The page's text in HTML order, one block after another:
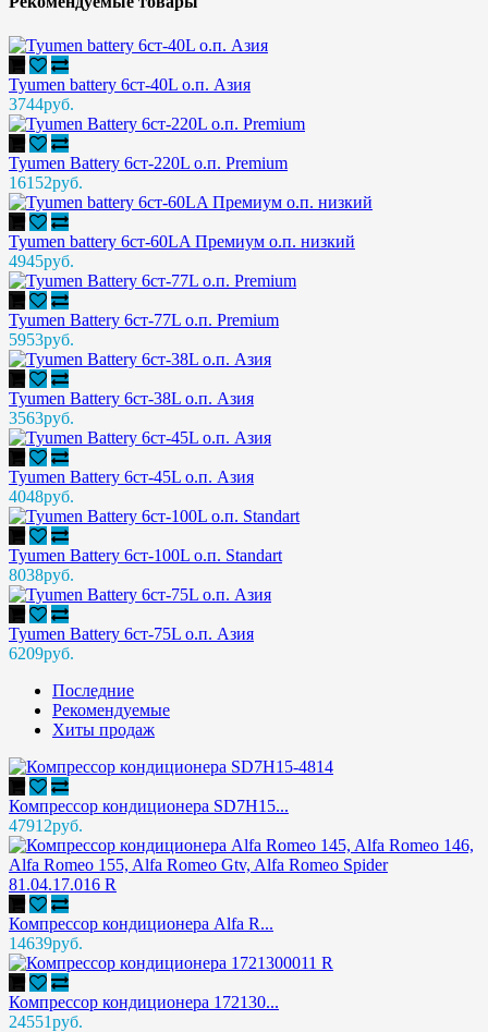
Tyumen battery 6ст-40L о.п. Азия
3744руб.
Tyumen Battery 6ст-220L о.п. Premium
16152руб.
Tyumen battery 6ст-60LA Премиум о.п. низкий
4945руб.
Tyumen Battery 6ст-77L о.п. Premium
5953руб.
Tyumen Battery 6ст-38L о.п. Азия
3563руб.
Tyumen Battery 6ст-45L о.п. Азия
4048руб.
Tyumen Battery 6ст-100L о.п. Standart
8038руб.
Tyumen Battery 6ст-75L о.п. Азия
6209руб.
Последние
Рекомендуемые
Хиты продаж
Компрессор кондиционера SD7H15...
47912руб.
Компрессор кондиционера Alfa R...
14639руб.
Компрессор кондиционера 172130...
24551руб.